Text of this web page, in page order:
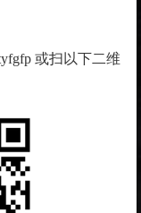
或扫以下二维